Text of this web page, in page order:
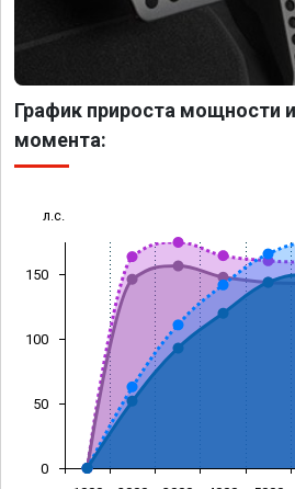
График прироста мощности
момента:
л.с.
0
50
100
150